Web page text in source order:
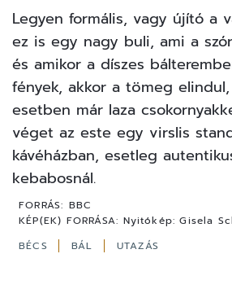
Legyen formális, vagy újító a
ez is egy nagy buli, ami a
és amikor a díszes
fények, akkor a tömeg
esetben már laza
véget az este egy virslis
kávéházban, esetleg
kebabosnál.
FORRÁS: BBC
KÉP(EK) FORRÁSA: Nyitókép: Gisela
BÉCS
BÁL UTAZÁS